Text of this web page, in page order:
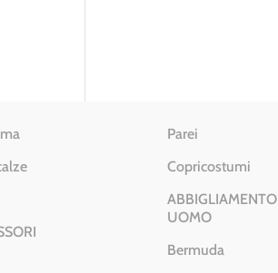
Parei
Copricostumi
ABBIGLIAMENTO
UOMO
Bermuda